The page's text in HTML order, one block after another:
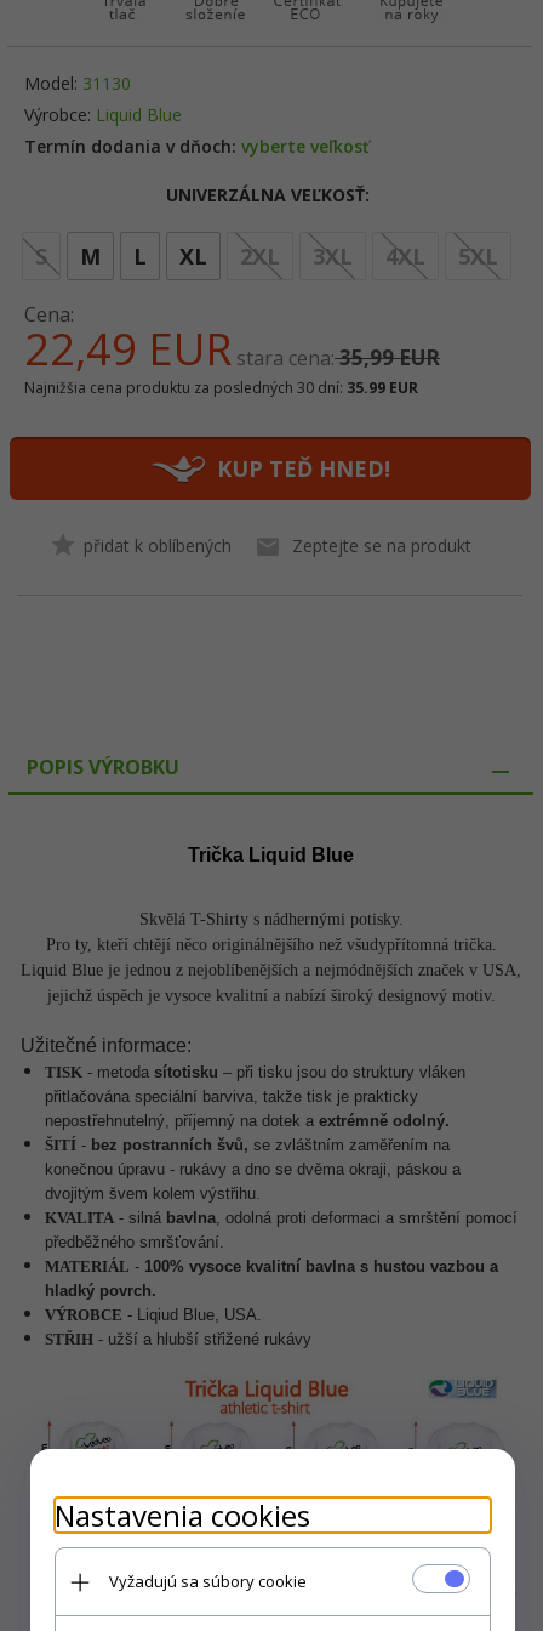
Model: 31130
Termín dodania v dňoch: vyberte veľkosť
Výrobce: Liquid Blue
UNIVERZÁLNA VEĽKOSŤ:
S M L XL 2XL 3XL 4XL 5XL
Cena:
22,49 EUR stara cena:35,99 EUR
Najnižšia cena produktu za posledných 30 dní: 35.99 EUR
KUP TEĎ HNED!
přidat k oblíbených Zeptejte se na produkt
POPIS VÝROBKU
Trička Liquid Blue
Skvělá T-Shirty s nádhernými potisky.
Pro ty, kteří chtějí něco originálnějšího než všudypřítomná trička.
Liquid Blue je jednou z nejoblíbenějších a nejmódnějších značek v USA,
jejichž úspěch je vysoce kvalitní a nabízí široký designový motiv.
Užitečné informace:
TISK - metoda sítotisku – při tisku jsou do struktury vláken
přitlačována speciální barviva, takže tisk je prakticky
nepostřehnutelný, příjemný na dotek a extrémně odolný.
ŠITÍ - bez postranních švů, se zvláštním zaměřením na
konečnou úpravu - rukávy a dno se dvěma okraji, páskou a
dvojitým švem kolem výstřihu.
KVALITA - silná bavlna, odolná proti deformaci a smrštění pomocí
předběžného smršťování.
MATERIÁL - 100% vysoce kvalitní bavlna s hustou vazbou a
hladký povrch.
VÝROBCE - Liqiud Blue, USA.
STŘIH - užší a hlubší střižené rukávy
Nastavenia cookies
Vyžadujú sa súbory cookie